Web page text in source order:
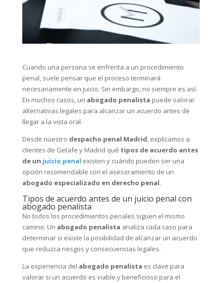
Cuando una persona se enfrenta a un procedimiento
penal, suele pensar que el proceso terminará
necesariamente en juicio. Sin embargo, no siempre es así.
En muchos casos, un abogado penalista puede valorar
alternativas legales para alcanzar un acuerdo antes de
llegar a la vista oral.
Desde nuestro despacho penal Madrid, explicamos a
clientes de Getafe y Madrid qué tipos de acuerdo antes
de un juicio penal existen y cuándo pueden ser una
opción recomendable con el asesoramiento de un
abogado especializado en derecho penal.
Tipos de acuerdo antes de un juicio penal con
abogado penalista
No todos los procedimientos penales siguen el mismo
camino. Un abogado penalista analiza cada caso para
determinar si existe la posibilidad de alcanzar un acuerdo
que reduzca riesgos y consecuencias legales.
La experiencia del abogado penalista es clave para
valorar si un acuerdo es viable y beneficioso para el